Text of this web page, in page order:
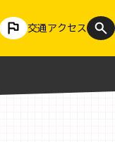
交通アクセス